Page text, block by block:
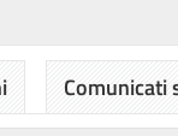
Comunicati